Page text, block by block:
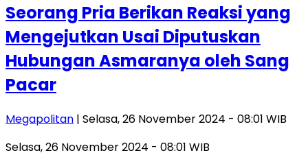
Seorang Pria Berikan Reaksi yang
Mengejutkan Usai Diputuskan
Hubungan Asmaranya oleh Sang
Pacar
Megapolitan | Selasa, 26 November 2024 - 08:01 WIB
Selasa, 26 November 2024 - 08:01 WIB